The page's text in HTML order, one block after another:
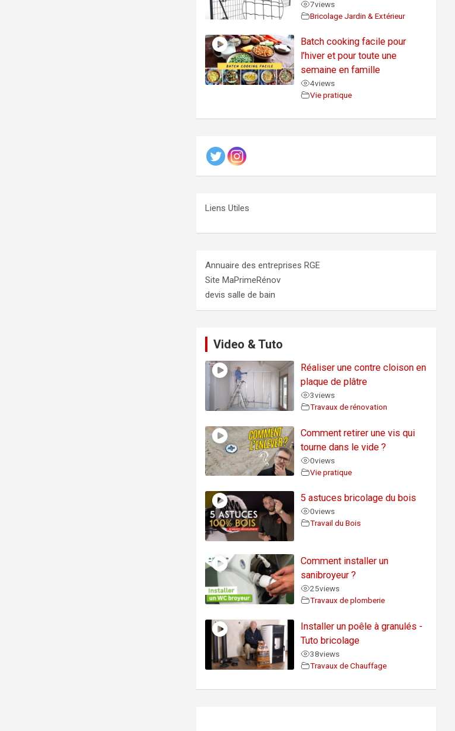
7views
Bricolage Jardin & Extérieur
Batch cooking facile pour
l’hiver et pour toute une
semaine en famille
4views
Vie pratique
Liens Utiles
Annuaire des entreprises RGE
Site MaPrimeRénov
devis salle de bain
Video & Tuto
Réaliser une contre cloison en
plaque de plâtre
3views
Travaux de rénovation
Comment retirer une vis qui
tourne dans le vide ?
0views
Vie pratique
5 astuces bricolage du bois
0views
Travail du Bois
Comment installer un
sanibroyeur ?
25views
Travaux de plomberie
Installer un poêle à granulés -
Tuto bricolage
38views
Travaux de Chauffage